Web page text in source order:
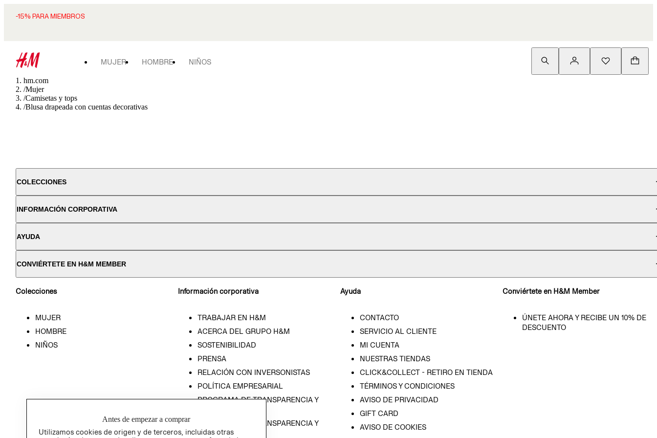
-15% PARA MIEMBROS
MUJER HOMBRE NIÑOS
hm.com
/Mujer
/Camisetas y tops
/Blusa drapeada con cuentas decorativas
COLECCIONES
INFORMACIÓN CORPORATIVA
AYUDA
CONVIÉRTETE EN H&M MEMBER
Colecciones
MUJER
HOMBRE
NIÑOS
Información corporativa
TRABAJAR EN H&M
ACERCA DEL GRUPO H&M
SOSTENIBILIDAD
PRENSA
RELACIÓN CON INVERSONISTAS
POLÍTICA EMPRESARIAL
PROGRAMA DE TRANSPARENCIA Y
PROGRAMA DE TRANSPARENCIA Y
ÉTICA (INGLÉS)
Ayuda
CONTACTO
SERVICIO AL CLIENTE
MI CUENTA
NUESTRAS TIENDAS
CLICK&COLLECT - RETIRO EN TIENDA
TÉRMINOS Y CONDICIONES
AVISO DE PRIVACIDAD
GIFT CARD
AVISO DE COOKIES
Conviértete en H&M Member
ÚNETE AHORA Y RECIBE UN 10% DE
DESCUENTO
Antes de empezar a comprar
Utilizamos cookies de origen y de terceros, incluidas otras